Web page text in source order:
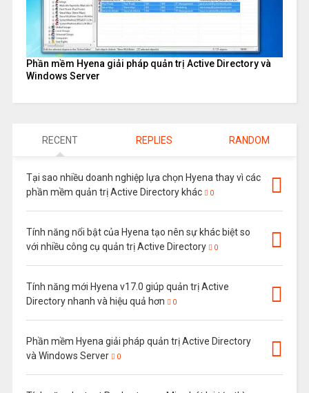
Phần mềm Hyena giải pháp quản trị Active Directory và
Windows Server
RECENT REPLIES RANDOM
Tại sao nhiều doanh nghiệp lựa chọn Hyena thay vì các
phần mềm quản trị Active Directory khác
0
Tính năng nổi bật của Hyena tạo nên sự khác biệt so
với nhiều công cụ quản trị Active Directory
0
Tính năng mới Hyena v17.0 giúp quản trị Active
Directory nhanh và hiệu quả hơn
0
Phần mềm Hyena giải pháp quản trị Active Directory
và Windows Server
0